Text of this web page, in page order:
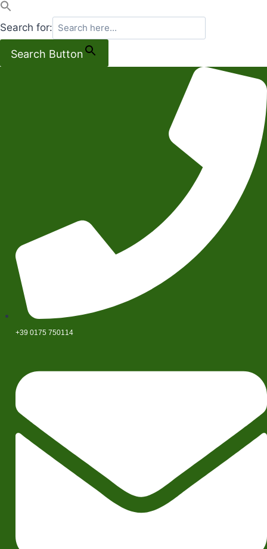
Search for:
Search Button
+39 0175 750114